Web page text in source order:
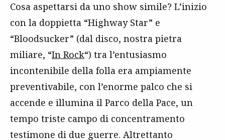
Cosa aspettarsi da uno show simile? L’inizio
con la doppietta “Highway Star” e
“Bloodsucker” (dal disco, nostra pietra
miliare, “In Rock“) tra l’entusiasmo
incontenibile della folla era ampiamente
preventivabile, con l’enorme palco che si
accende e illumina il Parco della Pace, un
tempo triste campo di concentramento
testimone di due guerre. Altrettanto